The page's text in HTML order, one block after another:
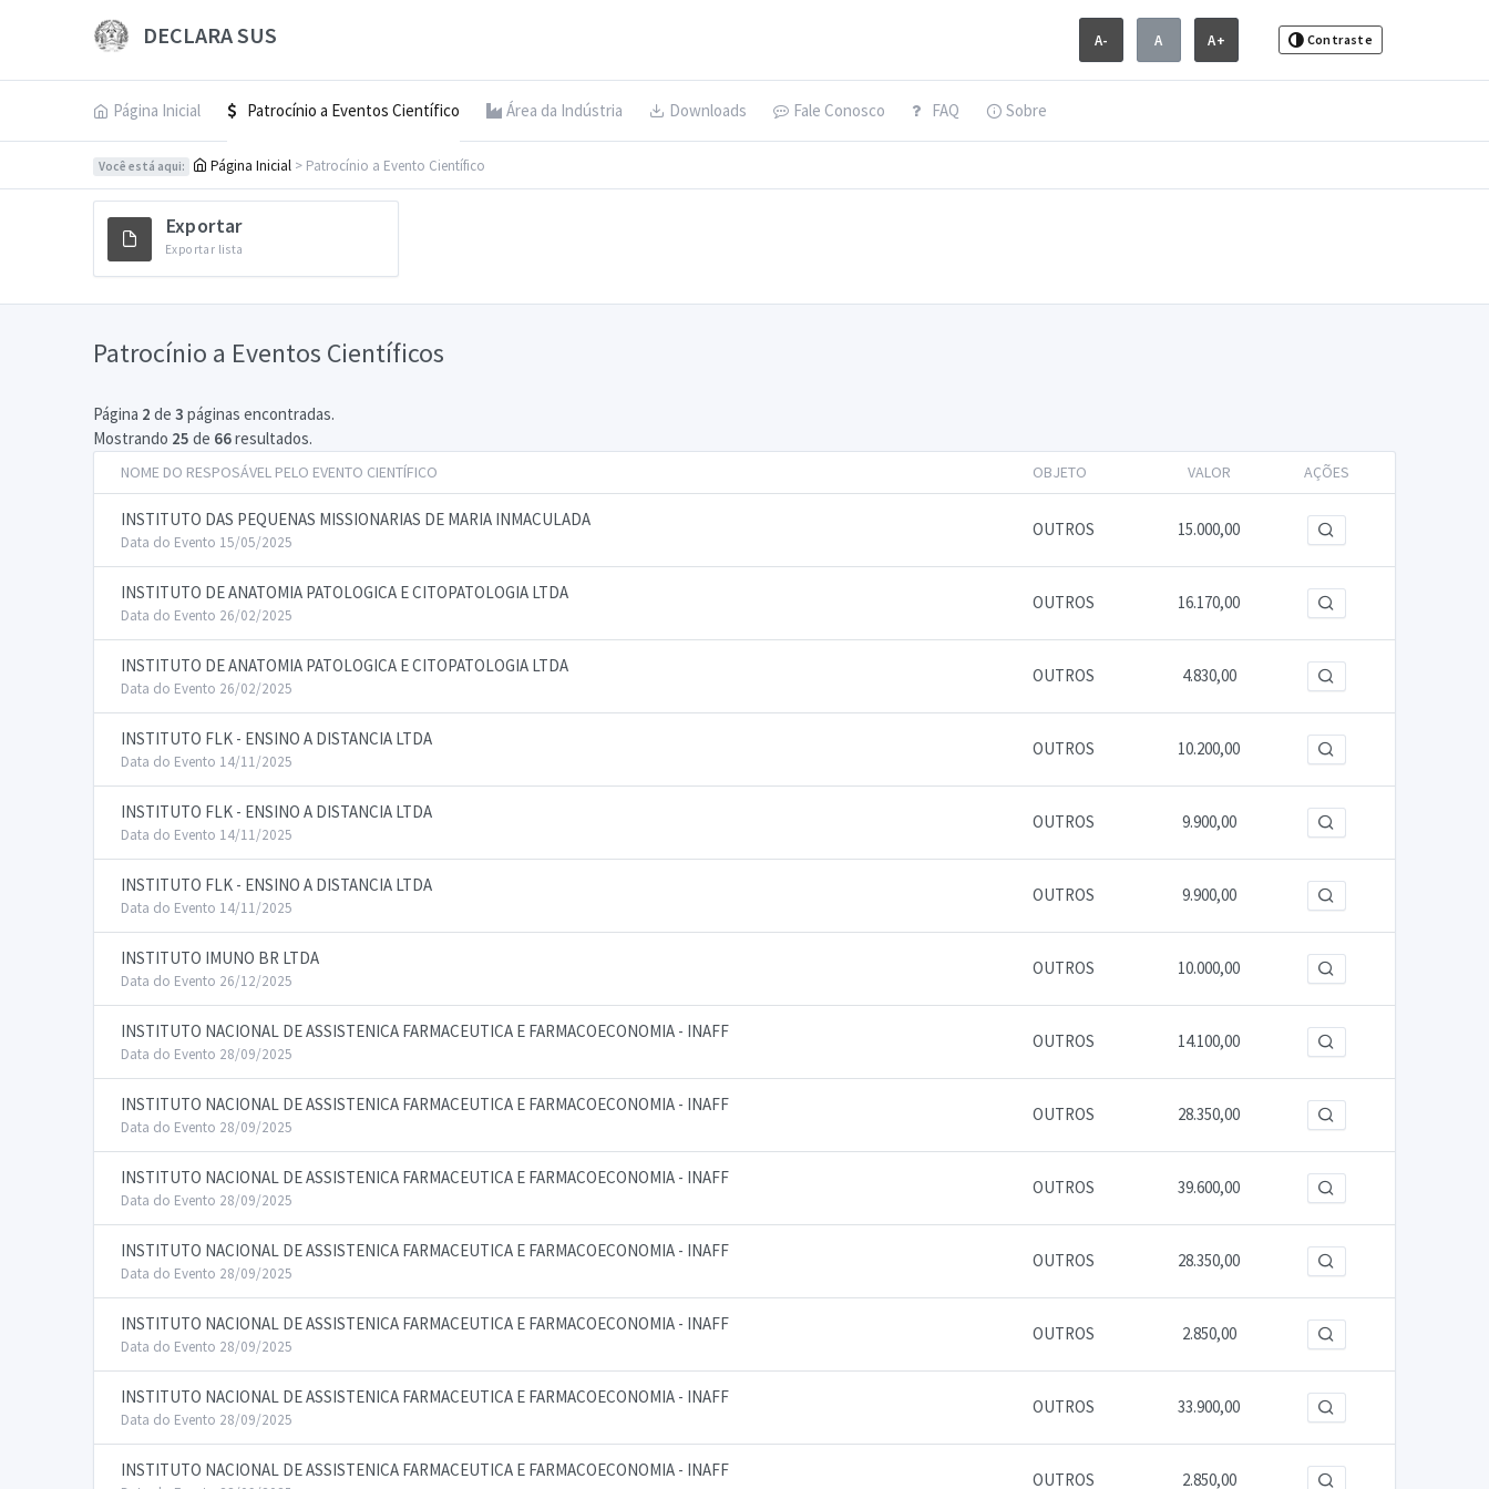
DECLARA SUS A- A A+ Contraste
Página Inicial Patrocínio a Eventos Científico Área da Indústria Downloads Fale Conosco FAQ Sobre
Você está aqui: Página Inicial > Patrocínio a Evento Científico
Exportar
Exportar lista
Patrocínio a Eventos Científicos
Página 2 de 3 páginas encontradas.
Mostrando 25 de 66resultados.
NOME DO RESPOSÁVEL PELO EVENTO CIENTÍFICO OBJETO VALOR AÇÕES
INSTITUTO DAS PEQUENAS MISSIONARIAS DE MARIA INMACULADA
Data do Evento 15/05/2025
OUTROS 15.000,00
INSTITUTO DE ANATOMIA PATOLOGICA E CITOPATOLOGIA LTDA
Data do Evento 26/02/2025
OUTROS 16.170,00
INSTITUTO DE ANATOMIA PATOLOGICA E CITOPATOLOGIA LTDA
Data do Evento 26/02/2025
OUTROS 4.830,00
INSTITUTO FLK - ENSINO A DISTANCIA LTDA
Data do Evento 14/11/2025
OUTROS 10.200,00
INSTITUTO FLK - ENSINO A DISTANCIA LTDA
Data do Evento 14/11/2025
OUTROS 9.900,00
INSTITUTO FLK - ENSINO A DISTANCIA LTDA
Data do Evento 14/11/2025
OUTROS 9.900,00
INSTITUTO IMUNO BR LTDA
Data do Evento 26/12/2025
OUTROS 10.000,00
INSTITUTO NACIONAL DE ASSISTENICA FARMACEUTICA E FARMACOECONOMIA - INAFF
Data do Evento 28/09/2025
OUTROS 14.100,00
INSTITUTO NACIONAL DE ASSISTENICA FARMACEUTICA E FARMACOECONOMIA - INAFF
Data do Evento 28/09/2025
OUTROS 28.350,00
INSTITUTO NACIONAL DE ASSISTENICA FARMACEUTICA E FARMACOECONOMIA - INAFF
Data do Evento 28/09/2025
OUTROS 39.600,00
INSTITUTO NACIONAL DE ASSISTENICA FARMACEUTICA E FARMACOECONOMIA - INAFF
Data do Evento 28/09/2025
OUTROS 28.350,00
INSTITUTO NACIONAL DE ASSISTENICA FARMACEUTICA E FARMACOECONOMIA - INAFF
Data do Evento 28/09/2025
OUTROS 2.850,00
INSTITUTO NACIONAL DE ASSISTENICA FARMACEUTICA E FARMACOECONOMIA - INAFF
Data do Evento 28/09/2025
OUTROS 33.900,00
INSTITUTO NACIONAL DE ASSISTENICA FARMACEUTICA E FARMACOECONOMIA - INAFF OUTROS 2.850,00